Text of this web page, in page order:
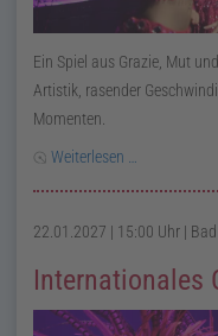
Ein Spiel aus Grazie, Mut
Artistik, rasender
Momenten.
Weiterlesen …
22.01.2027 | 15:00 Uhr |
Internationales